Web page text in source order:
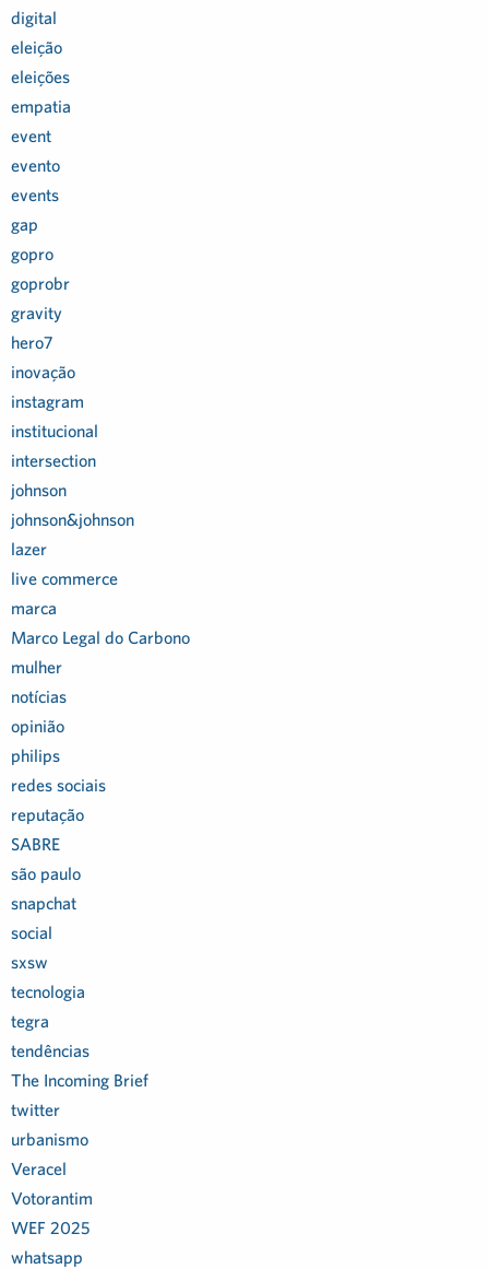
digital
eleição
eleições
empatia
event
evento
events
gap
gopro
goprobr
gravity
hero7
inovação
instagram
institucional
intersection
johnson
johnson&johnson
lazer
live commerce
marca
Marco Legal do Carbono
mulher
notícias
opinião
philips
redes sociais
reputação
SABRE
são paulo
snapchat
social
sxsw
tecnologia
tegra
tendências
The Incoming Brief
twitter
urbanismo
Veracel
Votorantim
WEF 2025
whatsapp